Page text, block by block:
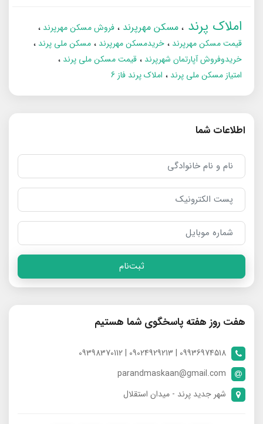
املاک پرند مسکن مهرپرند
فروش مسکن مهرپرند
قیمت مسکن مهرپرند
خریدمسکن مهرپرند
مسکن ملی پرند
خریدوفروش آپارتمان شهرپرند
قیمت مسکن ملی پرند
امتیاز مسکن ملی پرند
املاک پرند فاز 6
اطلاعات شما
ثبت‌نام
هفت روز هفته پاسخگوی شما هستیم
09936974518 | 09024929213 | 09398370112
parandmaskaan@gmail.com
شهر جدید پرند - میدان استقلال